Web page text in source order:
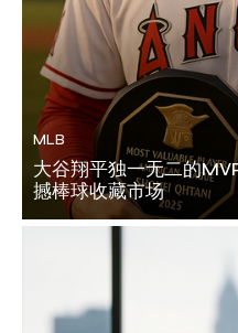
MLB
大谷翔平独一无二的
撼棒球收藏市场